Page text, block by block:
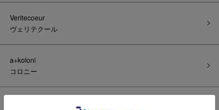
Veritecoeur
ヴェリテクール
a+koloni
コロニー